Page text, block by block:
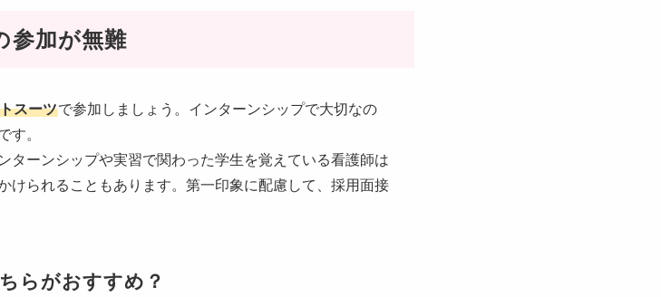
参加が無難
スーツで参加しましょう。インターンシップで大切なの
す。
ターンシップや実習で関わった学生を覚えている看護師は
けられることもあります。第一印象に配慮して、採用面接
らがおすすめ？